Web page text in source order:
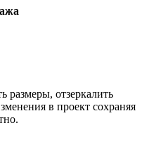
размеры, отзеркалить
в проект сохраняя